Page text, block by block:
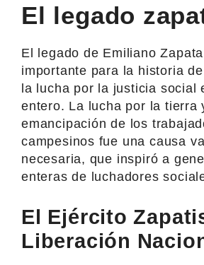
El legado
El legado de Emiliano
importante para la historia
la lucha por la justicia social
entero. La lucha por la tierra
emancipación de los
campesinos fue una causa
necesaria, que inspiró a
enteras de luchadores
El Ejército
Liberación